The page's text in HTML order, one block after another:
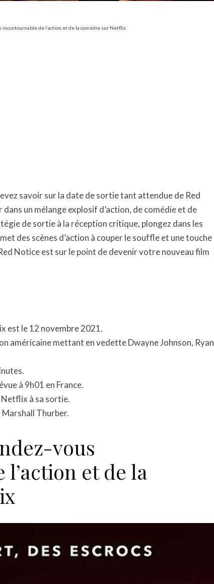
de l’action et de la comédie sur Netflix
savoir sur la date de sortie tant attendue de Red
un mélange explosif d’action, de comédie et de
de sortie à la réception critique, plongez dans les
des scènes d’action à couper le souffle et une touche
Notice est sur le point de devenir votre nouveau film
est le 12 novembre 2021.
américaine mettant en vedette Dwayne Johnson, Ryan
à 9h01 en France.
à sa sortie.
Marshall Thurber.
vous
et de la